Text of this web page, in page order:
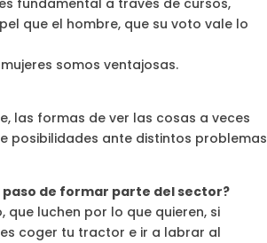
fundamental a través de cursos,
que el hombre, que su voto vale lo
somos ventajosas.
las formas de ver las cosas a veces
posibilidades ante distintos problemas
paso de formar parte del sector?
que luchen por lo que quieren, si
coger tu tractor e ir a labrar al